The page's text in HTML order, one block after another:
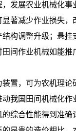
发展农业机械化
著减少作业损失
构调整升级；悬
间作业机械如能推
置，可为农机理
我国田间机械化
综合性能得到准